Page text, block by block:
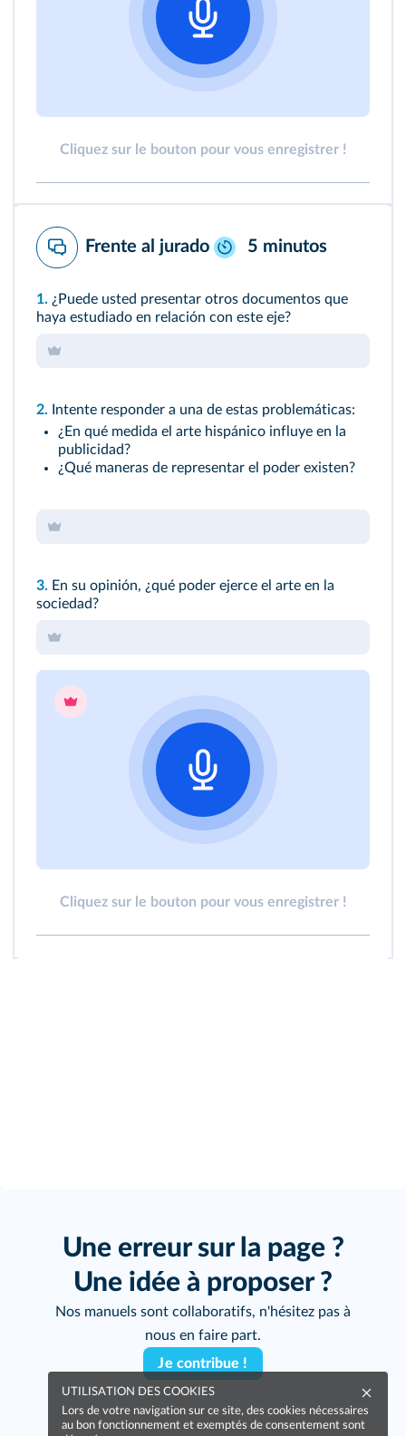
Cliquez sur le bouton pour vous enregistrer !
Frente al jurado 5 minutos
1. ¿Puede usted presentar otros documentos que
haya estudiado en relación con este eje?
2.
Intente responder a una de estas problemáticas:
¿En qué medida el arte hispánico influye en la
publicidad?
¿Qué maneras de representar el poder existen?
3. En su opinión, ¿qué poder ejerce el arte en la
sociedad?
Cliquez sur le bouton pour vous enregistrer !
Une erreur sur la page ?
Une idée à proposer ?
Nos manuels sont collaboratifs, n'hésitez pas à
nous en faire part.
Je contribue !
UTILISATION DES COOKIES
Lors de votre navigation sur ce site, des cookies nécessaires
au bon fonctionnement et exemptés de consentement sont